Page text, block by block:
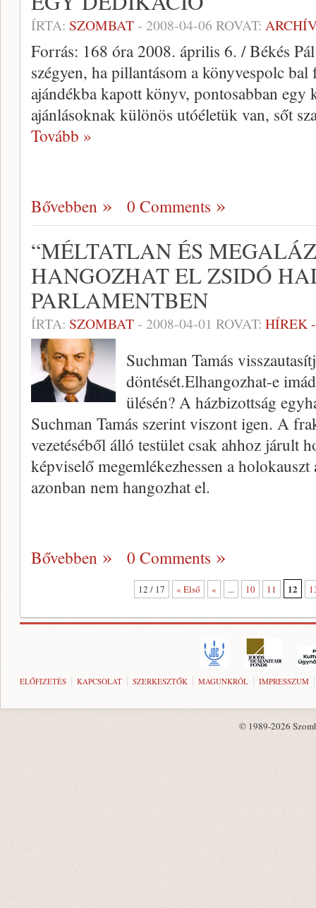
ÍRTA: SZOMBAT- 2008-04-06 ROVAT:
Forrás: 168 óra 2008. április 6. / Békés
szégyen, ha pillantásom a könyvespolc
ajándékba kapott könyv, pontosabban
ajánlásoknak különös utóéletük van, sőt
Tovább »
Bővebben 0 Comments
“MÉLTATLAN ÉS
HANGOZHAT EL ZSIDÓ
PARLAMENTBEN
ÍRTA: SZOMBAT- 2008-04-01 ROVAT: HÍREK
Suchman Tamás
döntését.Elhangozhat-e
ülésén? A házbizottság
Suchman Tamás szerint viszont igen. A
vezetéséből álló testület csak ahhoz járult
képviselő megemlékezhessen a
azonban nem hangozhat el.
Bővebben 0 Comments
12 / 17 « Első « ... 10 11 12
ELŐFIZETÉS KAPCSOLAT SZERKESZTŐK MAGUNKRÓL IMPRESSZUM
© 1989-2026